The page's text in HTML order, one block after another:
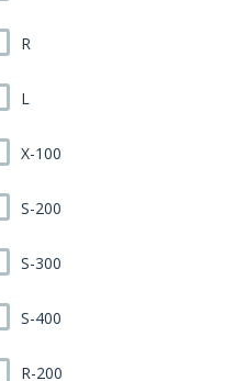
R
L
X-100
S-200
S-300
S-400
R-200